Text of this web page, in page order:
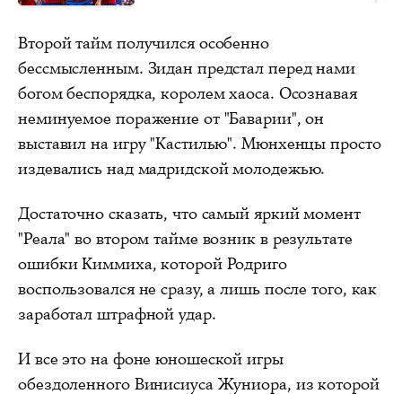
Второй тайм получился особенно
бессмысленным. Зидан предстал перед нами
богом беспорядка, королем хаоса. Осознавая
неминуемое поражение от "Баварии", он
выставил на игру "Кастилью". Мюнхенцы просто
издевались над мадридской молодежью.
Достаточно сказать, что самый яркий момент
"Реала" во втором тайме возник в результате
ошибки Киммиха, которой Родриго
воспользовался не сразу, а лишь после того, как
заработал штрафной удар.
И все это на фоне юношеской игры
обездоленного Винисиуса Жуниора, из которой